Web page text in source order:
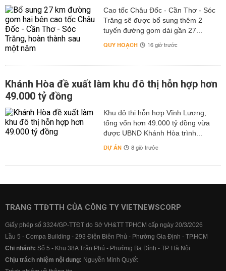
Cao tốc Châu Đốc - Cần Thơ - Sóc
Trăng sẽ được bổ sung thêm 2
tuyến đường gom dài gần 27...
QUY HOẠCH 16 giờ trước
Khánh Hòa đề xuất làm khu đô thị hỗn hợp hơn
49.000 tỷ đồng
Khu đô thị hỗn hợp Vĩnh Lương,
tổng vốn hơn 49.000 tỷ đồng vừa
được UBND Khánh Hòa trình...
DỰ ÁN 8 giờ trước
TRANG TTĐTTH CỦA CÔNG TY VIETNEWSCORP
Giấy phép số 3324/GP-TTĐT do Sở VH&TT TPHCM cấp ngày 20/3/2026
Lầu 5 - Compa Building - 293 Điện Biên Phủ - Phường Gia Định - TP.HCM
Chi nhánh: Số 5 - Khu 38A Trần Phú - Phường Ba Đình - TP. Hà Nội
Chịu trách nhiệm nội dung: Nguyễn Minh Quyết